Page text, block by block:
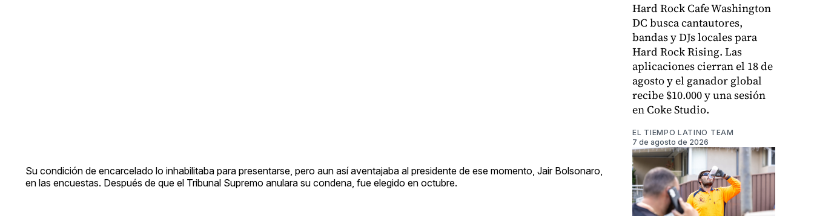
Su condición de encarcelado lo inhabilitaba para presentarse, pero aun así aventajaba al presidente de ese momento, Jair Bolsonaro,
en las encuestas. Después de que el Tribunal Supremo anulara su condena, fue elegido en octubre.
Hard Rock Cafe Washington
DC busca cantautores,
bandas y DJs locales para
Hard Rock Rising. Las
aplicaciones cierran el 18 de
agosto y el ganador global
recibe $10.000 y una sesión
en Coke Studio.
EL TIEMPO LATINO TEAM
7 de agosto de 2026